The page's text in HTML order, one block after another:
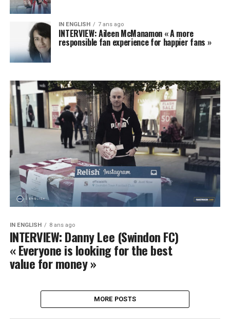
IN ENGLISH 7 ans ago
INTERVIEW: Aileen McManamon « A more
responsible fan experience for happier fans »
IN ENGLISH 8 ans ago
INTERVIEW: Danny Lee (Swindon FC)
« Everyone is looking for the best
value for money »
MORE POSTS